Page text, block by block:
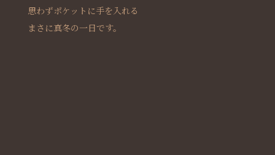
思わずポケットに手を入れる
まさに真冬の一日です。